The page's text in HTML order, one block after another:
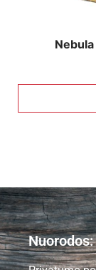
Nuorodos: